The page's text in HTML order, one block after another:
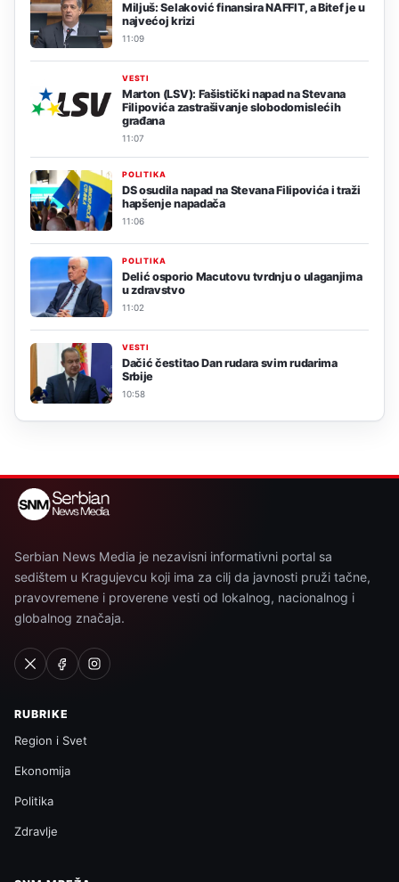
Miljuš: Selaković finansira NAFFIT, a Bitef je u
najvećoj krizi
11:09
VESTI
Marton (LSV): Fašistički napad na Stevana
Filipovića zastrašivanje slobodomislećih
građana
11:07
POLITIKA
DS osudila napad na Stevana Filipovića i traži
hapšenje napadača
11:06
POLITIKA
Delić osporio Macutovu tvrdnju o ulaganjima
u zdravstvo
11:02
VESTI
Dačić čestitao Dan rudara svim rudarima
Srbije
10:58
Serbian News Media je nezavisni informativni portal sa
sedištem u Kragujevcu koji ima za cilj da javnosti pruži tačne,
pravovremene i proverene vesti od lokalnog, nacionalnog i
globalnog značaja.
RUBRIKE
Region i Svet
Ekonomija
Politika
Zdravlje